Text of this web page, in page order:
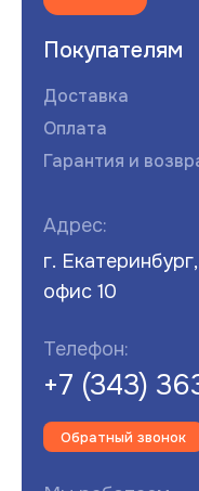
Покупателям
Доставка
Оплата
Гарантия и
Адрес:
г.
офис 10
Телефон:
+7 (343)
Обратный звонок